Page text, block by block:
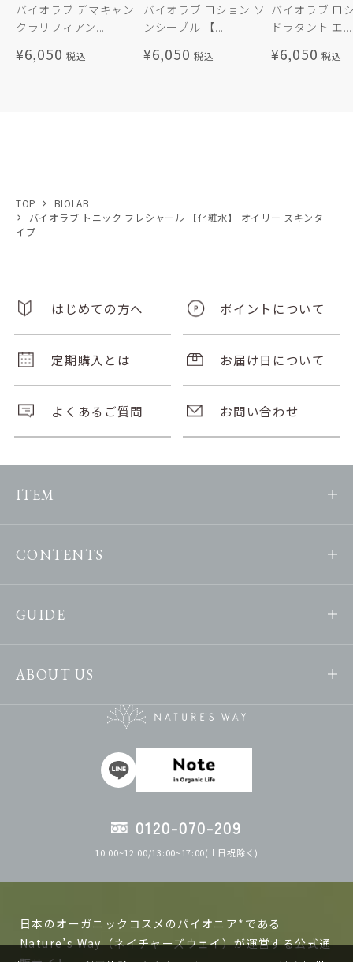
TOP
BIOLAB
バイオラブ トニック フレシャール 【化粧水】 オイリー スキンタ
イプ
バイオラブ デマキャン
クラリフィアン...
¥6,050
バイオラブ ロション ソ
ンシーブル 【...
¥6,050
バイオラブ ロ
ドラタント エ...
¥6,050
はじめての方へ ポイントについて
定期購入とは お届け日について
よくあるご質問 お問い合わせ
ITEM
CONTENTS
GUIDE
ABOUT US
0120-070-209
10:00~12:00/13:00~17:00(土日祝除く)
日本のオーガニックコスメのパイオニア*である
Nature’s Way（ネイチャーズウェイ）が運営する公式通